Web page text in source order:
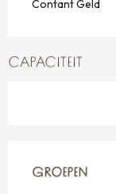
Contant Geld
CAPACITEIT
GROEPEN
GROEPEN